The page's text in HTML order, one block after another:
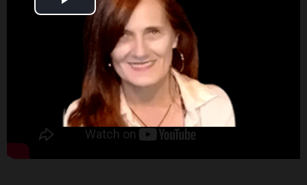
Video